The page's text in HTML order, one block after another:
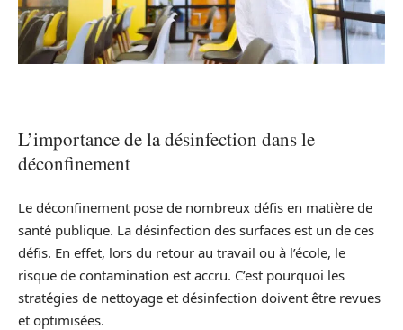
L’importance de la désinfection dans le
déconfinement
Le déconfinement pose de nombreux défis en matière de
santé publique. La désinfection des surfaces est un de ces
défis. En effet, lors du retour au travail ou à l’école, le
risque de contamination est accru. C’est pourquoi les
stratégies de nettoyage et désinfection doivent être revues
et optimisées.